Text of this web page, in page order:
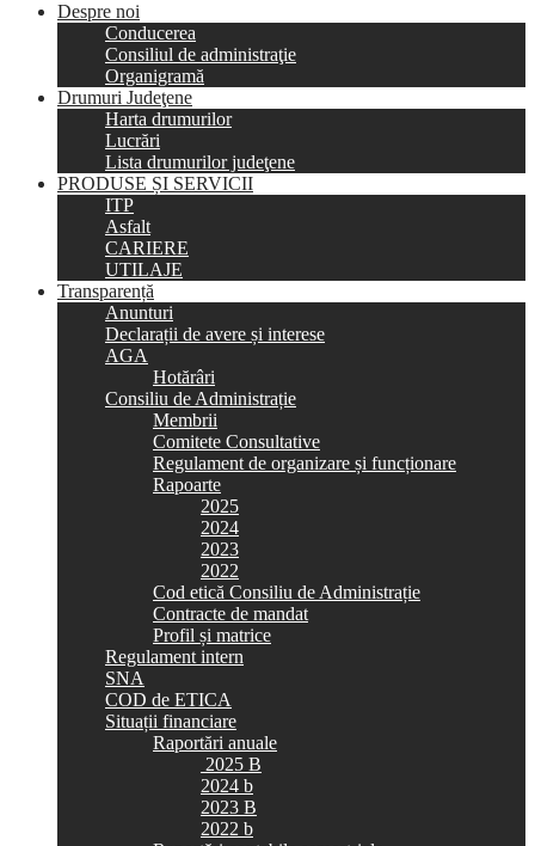
Despre noi
Conducerea
Consiliul de administraţie
Organigramă
Drumuri Judeţene
Harta drumurilor
Lucrări
Lista drumurilor judeţene
PRODUSE ȘI SERVICII
ITP
Asfalt
CARIERE
UTILAJE
Transparență
Anunturi
Declarații de avere și interese
AGA
Hotărâri
Consiliu de Administrație
Membrii
Comitete Consultative
Regulament de organizare și funcționare
Rapoarte
2025
2024
2023
2022
Cod etică Consiliu de Administrație
Contracte de mandat
Profil și matrice
Regulament intern
SNA
COD de ETICA
Situații financiare
Raportări anuale
2025 B
2024 b
2023 B
2022 b